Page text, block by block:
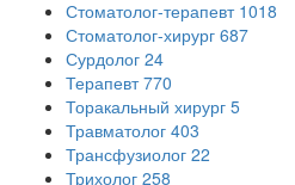
Стоматолог-терапевт 1018
Стоматолог-хирург 687
Сурдолог 24
Терапевт 770
Торакальный хирург 5
Травматолог 403
Трансфузиолог 22
Трихолог 258